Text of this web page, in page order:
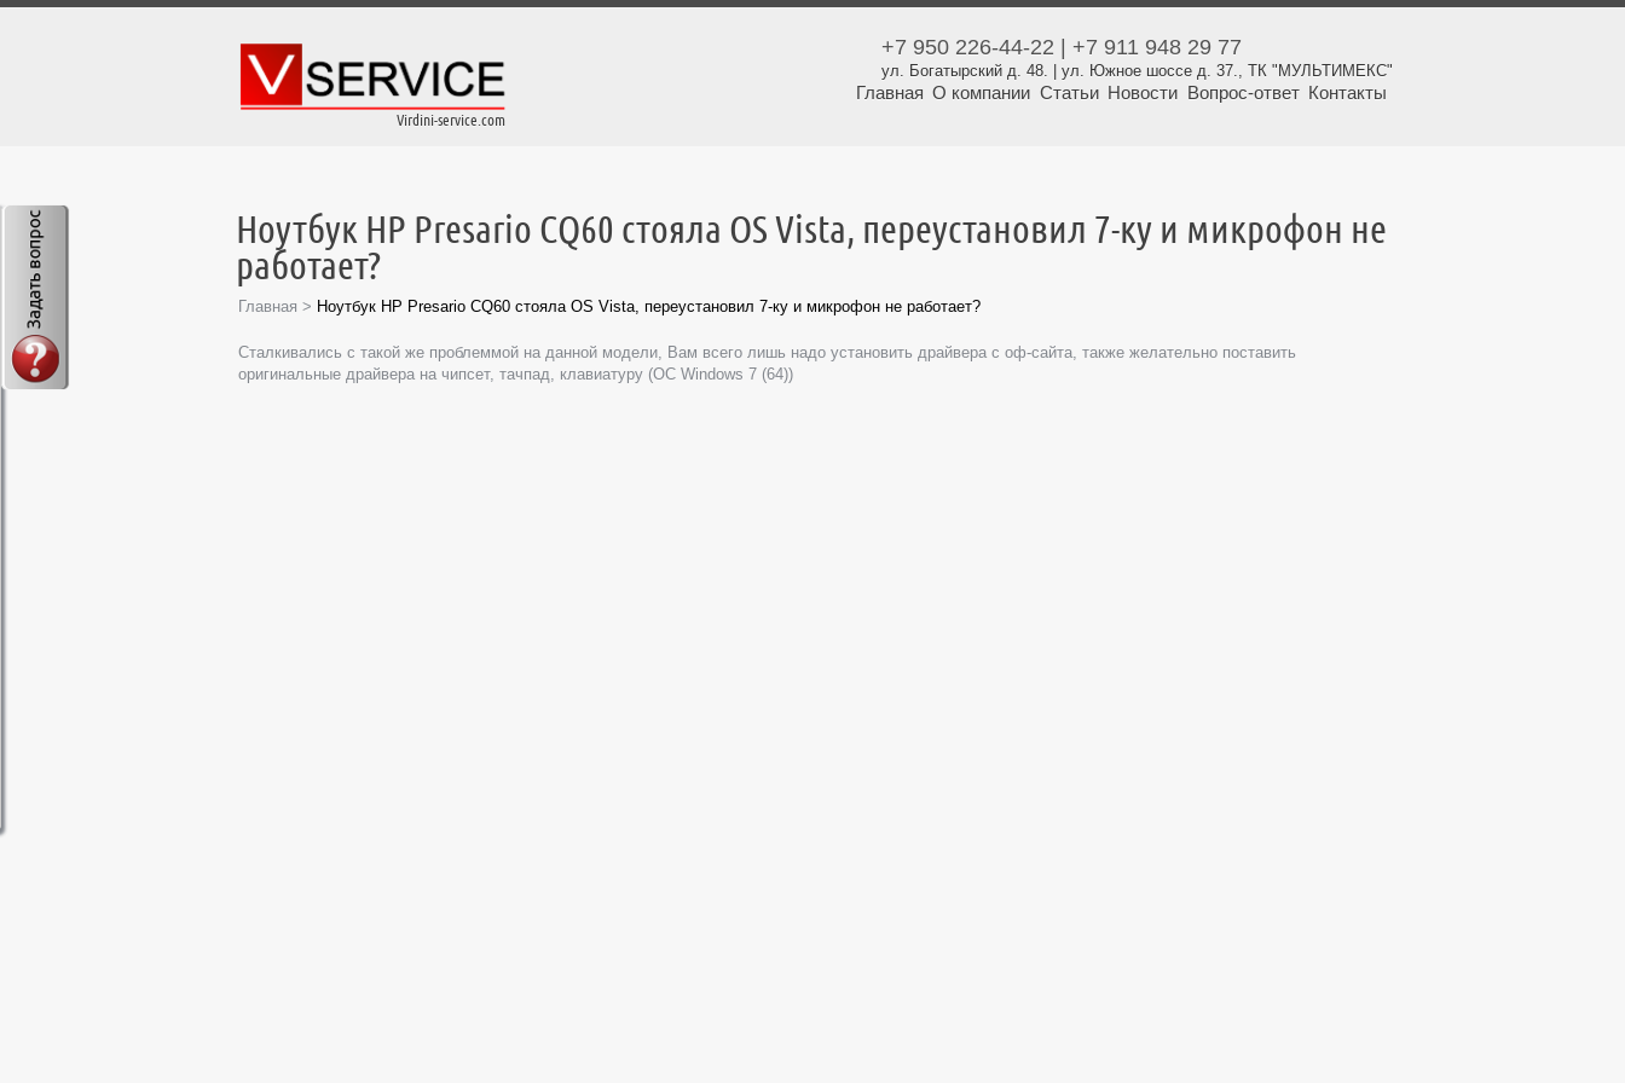
Virdini-service.com
+7 950 226-44-22 | +7 911 948 29 77
ул. Богатырский д. 48. | ул. Южное шоссе д. 37., ТК "МУЛЬТИМЕКС"
Главная О компании Статьи Новости Вопрос-ответ Контакты
Ноутбук HP Presario CQ60 стояла OS Vista, переустановил 7-ку и микрофон не
работает?
Главная > Ноутбук HP Presario CQ60 стояла OS Vista, переустановил 7-ку и микрофон не работает?
Сталкивались с такой же проблеммой на данной модели, Вам всего лишь надо установить драйвера с оф-сайта, также желательно поставить
оригинальные драйвера на чипсет, тачпад, клавиатуру (ОС Windows 7 (64))